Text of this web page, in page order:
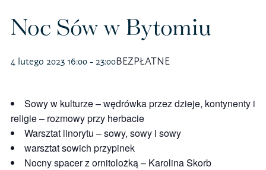
Sklep na ptak
Kubki
Książki
Noc Sów w Bytomiu
4 lutego 2023 16:00 - 23:00BEZPŁATNE
Sowy w kulturze – wędrówka przez dzieje, kontynenty i
religie – rozmowy przy herbacie
Warsztat linorytu – sowy, sowy i sowy
warsztat sowich przypinek
Nocny spacer z ornitolożką – Karolina Skorb